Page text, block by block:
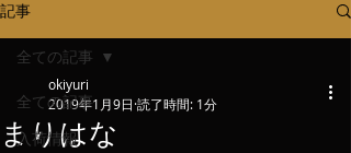
記事
全ての記事
入荷情報
全ての記事
まりはな
okiyuri
2019年1月9日 読了時間: 1分